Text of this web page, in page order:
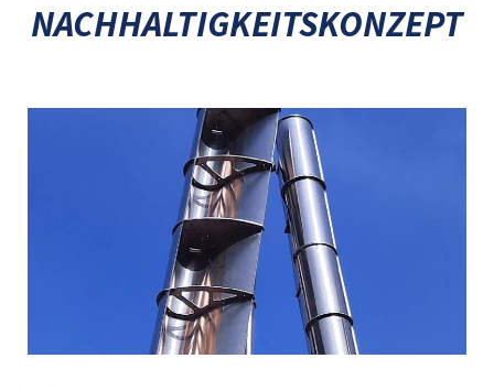
NACHHALTIGKEITSKONZEPT